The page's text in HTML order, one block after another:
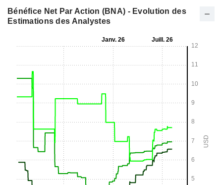
Bénéfice Net Par Action (BNA) - Evolution des
Estimations des Analystes